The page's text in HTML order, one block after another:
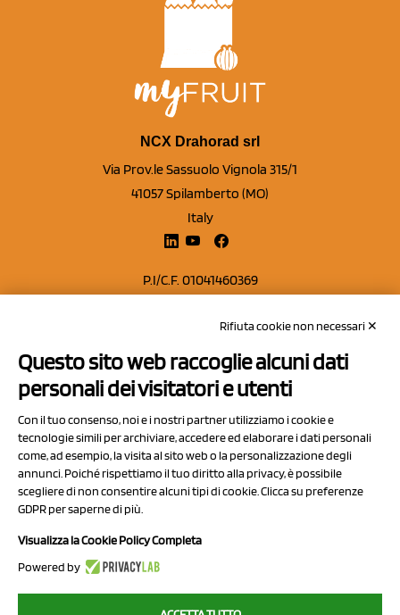
NCX Drahorad srl
Via Prov.le Sassuolo Vignola 315/1
41057 Spilamberto (MO)
Italy
P.I/C.F. 01041460369
Capitale sociale Euro 50.000,00 i.v.
Contatti
Privacy Policy
Cookie Policy
Chi Siamo
2023 NCX Drahorad srl - All rights reserved
Rifiuta cookie non necessari ✕
Questo sito web raccoglie alcuni dati
personali dei visitatori e utenti
Con il tuo consenso, noi e i nostri partner utilizziamo i cookie e
tecnologie simili per archiviare, accedere ed elaborare i dati personali
come, ad esempio, la visita al sito web o la personalizzazione degli
annunci. Poiché rispettiamo il tuo diritto alla privacy, è possibile
scegliere di non consentire alcuni tipi di cookie. Clicca su preferenze
GDPR per saperne di più.
Visualizza la Cookie Policy Completa
Powered by